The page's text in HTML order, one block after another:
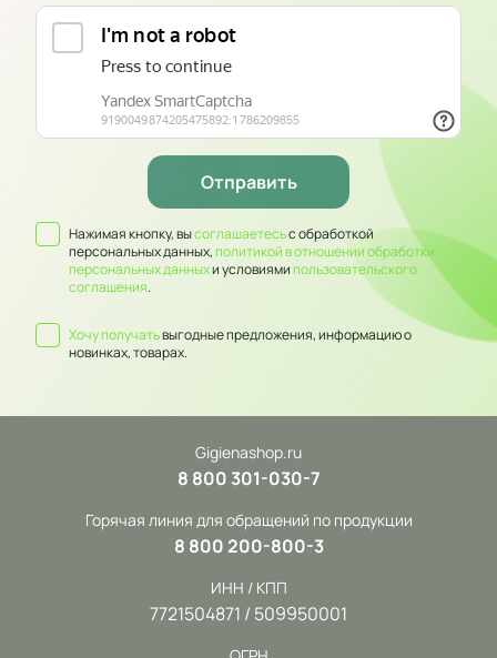
Нажимая кнопку, высоглашаетесьс обработкой
персональных данных,политикой в отношении обработки
персональных данныхи условиямипользовательского
соглашения.
Хочу получатьвыгодные предложения, информацию о
новинках, товарах.
Gigienashop.ru
8 800 301-030-7
Горячая линия для обращений по продукции
8 800 200-800-3
ИНН / КПП
7721504871 / 509950001